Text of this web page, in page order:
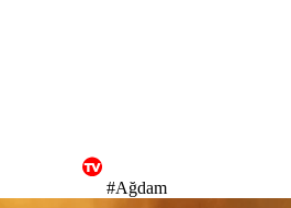
#Ağdam